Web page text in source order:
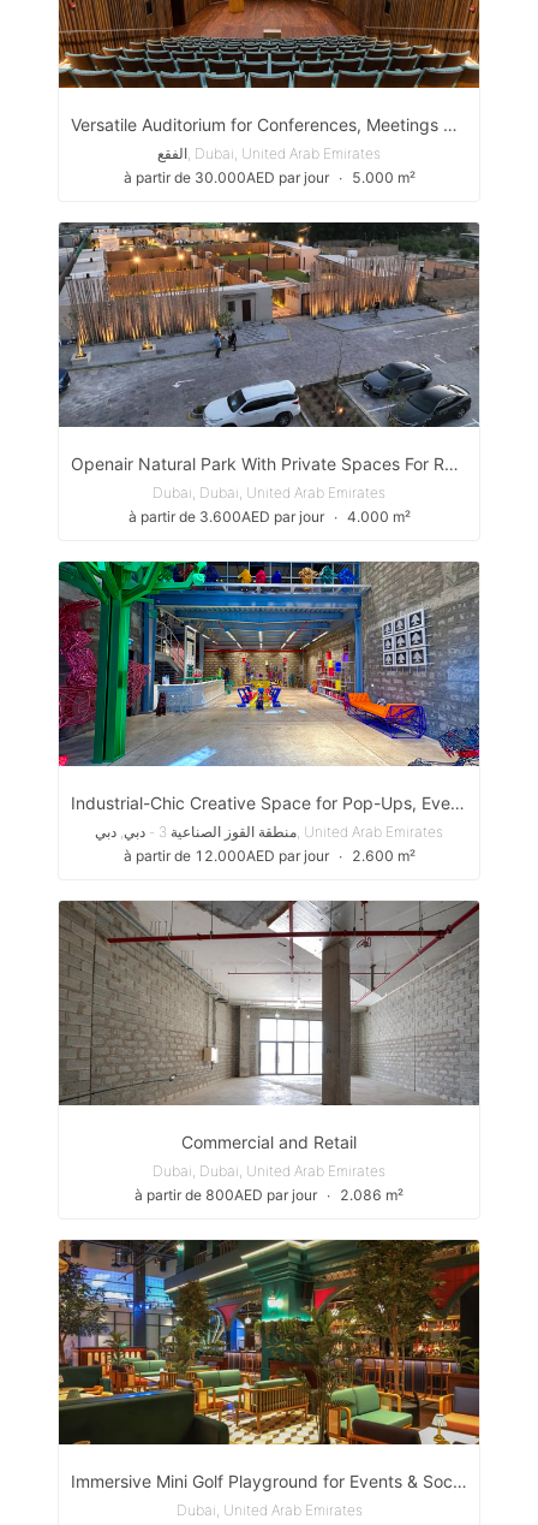
Versatile Auditorium for Conferences, Meetings & Creative Productions
الفقع, Dubai, United Arab Emirates
à partir de 30.000AED par jour
∙ 5.000 m²
Openair Natural Park With Private Spaces For Rent
Dubai, Dubai, United Arab Emirates
à partir de 3.600AED par jour
∙ 4.000 m²
Industrial-Chic Creative Space for Pop-Ups, Events, Showrooms & Content Production
منطقة القوز الصناعية 3 - دبي, دبي, United Arab Emirates
à partir de 12.000AED par jour
∙ 2.600 m²
Commercial and Retail
Dubai, Dubai, United Arab Emirates
à partir de 800AED par jour ∙ 2.086 m²
Immersive Mini Golf Playground for Events & Social Gatherings
Dubai, United Arab Emirates